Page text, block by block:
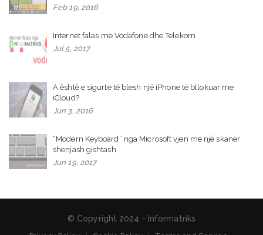
Feb 19, 2016
Internet falas me Vodafone dhe Telekom
Jul 5, 2017
A është e sigurtë të blesh një iPhone të bllokuar me
iCloud?
Jun 3, 2016
“Modern Keyboard” nga Microsoft vjen me një skaner
shenjash gishtash
Jun 19, 2017
© Copyright 2024 - Informatriks